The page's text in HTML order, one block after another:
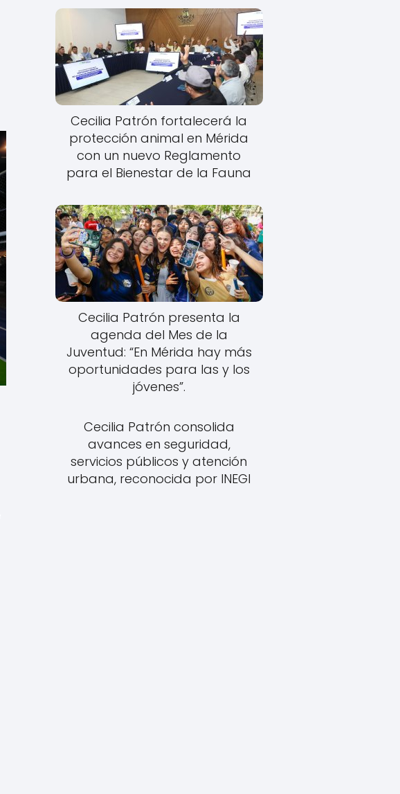
Cecilia Patrón fortalecerá la
protección animal en Mérida
con un nuevo Reglamento
para el Bienestar de la Fauna
Cecilia Patrón presenta la
agenda del Mes de la
Juventud: “En Mérida hay más
oportunidades para las y los
jóvenes”.
Cecilia Patrón consolida
avances en seguridad,
servicios públicos y atención
urbana, reconocida por INEGI